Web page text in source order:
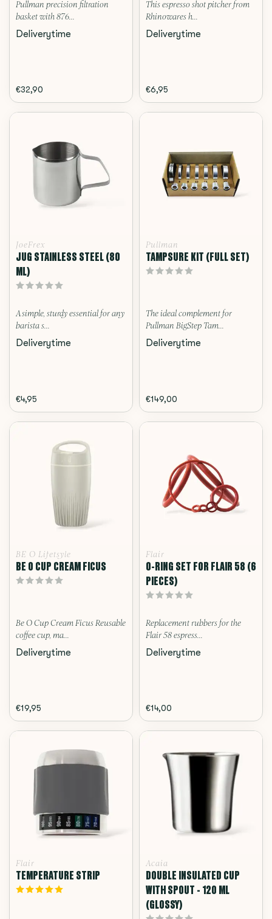
Pullman precision filtration
basket with 876...
Deliverytime
€32,90
This espresso shot pitcher from
Rhinowares h...
Deliverytime
€6,95
JoeFrex
JUG STAINLESS STEEL (80
ML)
A simple, sturdy essential for any
barista s...
Deliverytime
€4,95
Pullman
TAMPSURE KIT (FULL SET)
The ideal complement for
Pullman BigStep Tam...
Deliverytime
€149,00
BE O Lifetsyle
BE O CUP CREAM FICUS
Be O Cup Cream Ficus Reusable
coffee cup, ma...
Deliverytime
€19,95
Flair
O-RING SET FOR FLAIR 58 (6
PIECES)
Replacement rubbers for the
Flair 58 espress...
Deliverytime
€14,00
Flair
TEMPERATURE STRIP
Acaia
DOUBLE INSULATED CUP
WITH SPOUT - 120 ML
(GLOSSY)